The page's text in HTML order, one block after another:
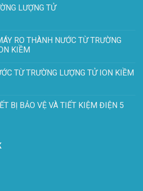
LƯỢNG TỬ
RO THÀNH NƯỚC TỪ TRƯỜNG
KIỀM
TỪ TRƯỜNG LƯỢNG TỬ ION KIỀM
BỊ BẢO VỆ VÀ TIẾT KIỆM ĐIỆN 5